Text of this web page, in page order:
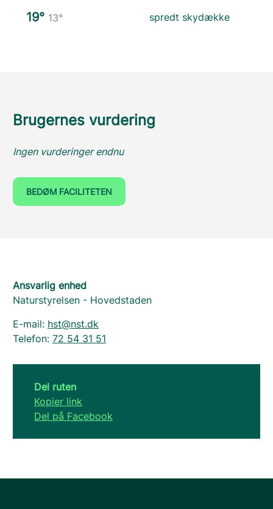
19° 13° spredt skydække
Brugernes vurdering
Ingen vurderinger endnu
BEDØM FACILITETEN
Ansvarlig enhed
Naturstyrelsen - Hovedstaden
E-mail: hst@nst.dk
Telefon: 72 54 31 51
Del ruten
Kopier link
Del på Facebook